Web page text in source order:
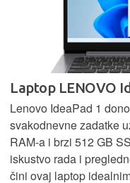
Laptop LENOVO
Lenovo IdeaPad 1
svakodnevne zadatke
RAM-a i brzi 512 GB
iskustvo rada i
čini ovaj laptop